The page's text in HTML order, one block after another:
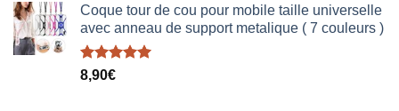
Coque tour de cou pour mobile taille universelle
avec anneau de support metalique ( 7 couleurs )
Note5.00
8,90€